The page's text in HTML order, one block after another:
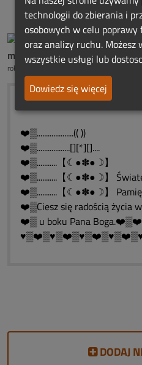
mama śp.Roberta Ch.
rok temu
W Dniu pogrzebu
❤️▒....................(( ))
❤️▒..................[][*][]....
❤️▒...........【☾●✽●☽】
❤️▒...........【☾●✽●☽】
❤️▒...........【☾●✽●☽】
❤️▒Ciesz się radością życia
❤️▒ u boku Pana
DODAJ
technologii do zbierania i
osobowych w celu
oraz analizy ruchu. Możesz
wszystkie usługi lub
Dowiedz się więcej